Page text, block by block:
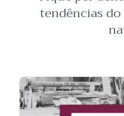
tendências